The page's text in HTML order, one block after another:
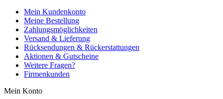
Mein Kundenkonto
Meine Bestellung
Zahlungsmöglichkeiten
Versand & Lieferung
Rücksendungen & Rückerstattungen
Aktionen & Gutscheine
Weitere Fragen?
Firmenkunden
Mein Konto